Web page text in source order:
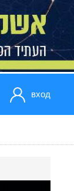
вход